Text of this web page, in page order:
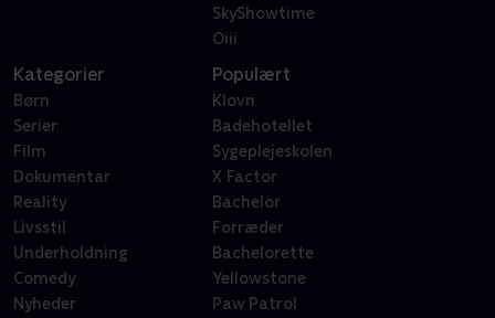
SkyShowtime
Oiii
Kategorier
Børn
Serier
Film
Dokumentar
Reality
Livsstil
Underholdning
Comedy
Nyheder
Populært
Klovn
Badehotellet
Sygeplejeskolen
X Factor
Bachelor
Forræder
Bachelorette
Yellowstone
Paw Patrol